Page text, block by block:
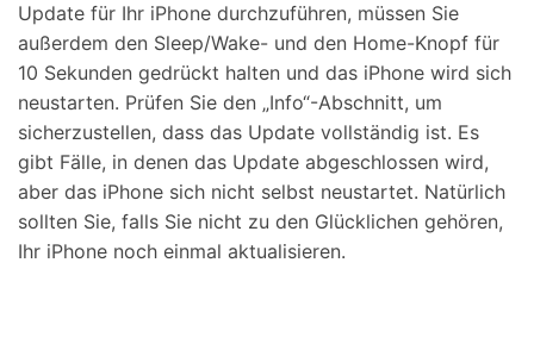
Update für Ihr iPhone durchzuführen, müssen Sie
außerdem den Sleep/Wake- und den Home-Knopf für
10 Sekunden gedrückt halten und das iPhone wird sich
neustarten. Prüfen Sie den „Info“-Abschnitt, um
sicherzustellen, dass das Update vollständig ist. Es
gibt Fälle, in denen das Update abgeschlossen wird,
aber das iPhone sich nicht selbst neustartet. Natürlich
sollten Sie, falls Sie nicht zu den Glücklichen gehören,
Ihr iPhone noch einmal aktualisieren.